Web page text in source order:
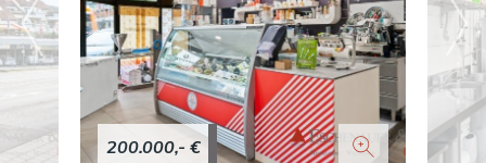
200.000,- €